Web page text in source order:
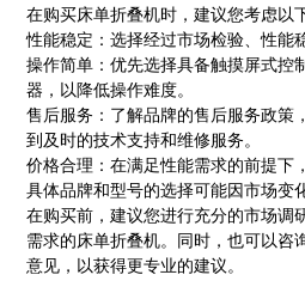
在购买床单折叠机时，建议您考虑以
性能稳定：选择经过市场检验、性能
操作简单：优先选择具备触摸屏式控
器，以降低操作难度。
售后服务：了解品牌的售后服务政策
到及时的技术支持和维修服务。
价格合理：在满足性能需求的前提下
具体品牌和型号的选择可能因市场变
在购买前，建议您进行充分的市场调
需求的床单折叠机。同时，也可以咨
意见，以获得更专业的建议。